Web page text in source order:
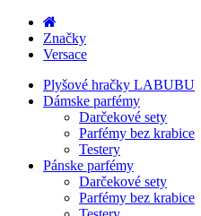
Značky
Versace
Plyšové hračky LABUBU
Dámske parfémy
Darčekové sety
Parfémy bez krabice
Testery
Pánske parfémy
Darčekové sety
Parfémy bez krabice